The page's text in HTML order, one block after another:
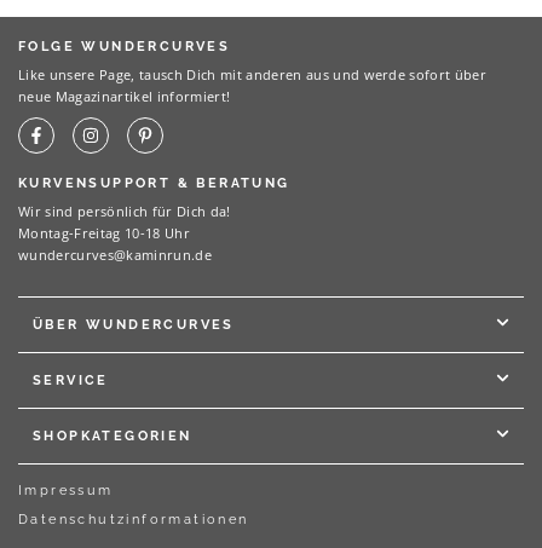
FOLGE WUNDERCURVES
Like unsere Page, tausch Dich mit anderen aus und werde sofort über
neue Magazinartikel informiert!
KURVENSUPPORT & BERATUNG
Wir sind persönlich für Dich da!
Montag-Freitag 10-18 Uhr
wundercurves@kaminrun.de
ÜBER WUNDERCURVES
SERVICE
SHOPKATEGORIEN
Impressum
Datenschutzinformationen